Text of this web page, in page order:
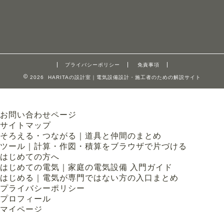
プライバシーポリシー 免責事項
2026 HARITAの設計室｜電気設備設計・施工者のための解説サイト
お問い合わせページ
サイトマップ
そろえる・つながる｜道具と仲間のまとめ
ツール｜計算・作図・積算をブラウザで片づける
はじめての方へ
はじめての電気｜家庭の電気設備 入門ガイド
はじめる｜電気が専門ではない方の入口まとめ
プライバシーポリシー
プロフィール
マイページ